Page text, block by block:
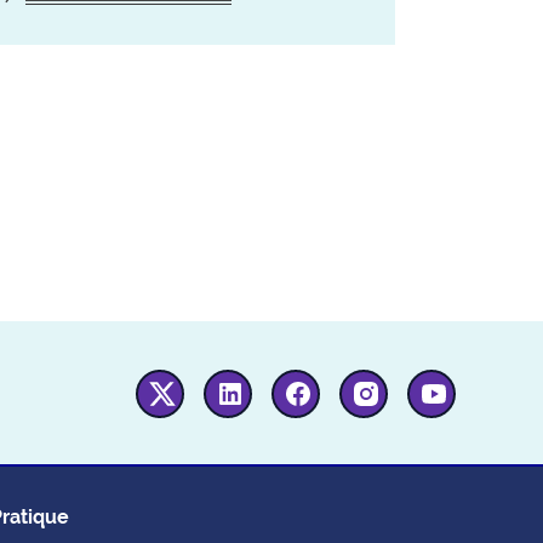
Twitter Linkedin FacebookInstagram